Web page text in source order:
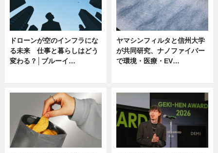
ドローンが空のインフラにな
る未来 仕事と暮らしはどう
変わる？│ブルーイ…
ヤマシンフィルタと信州大学
が共同研究、ナノファイバー
で環境・医療・EV…